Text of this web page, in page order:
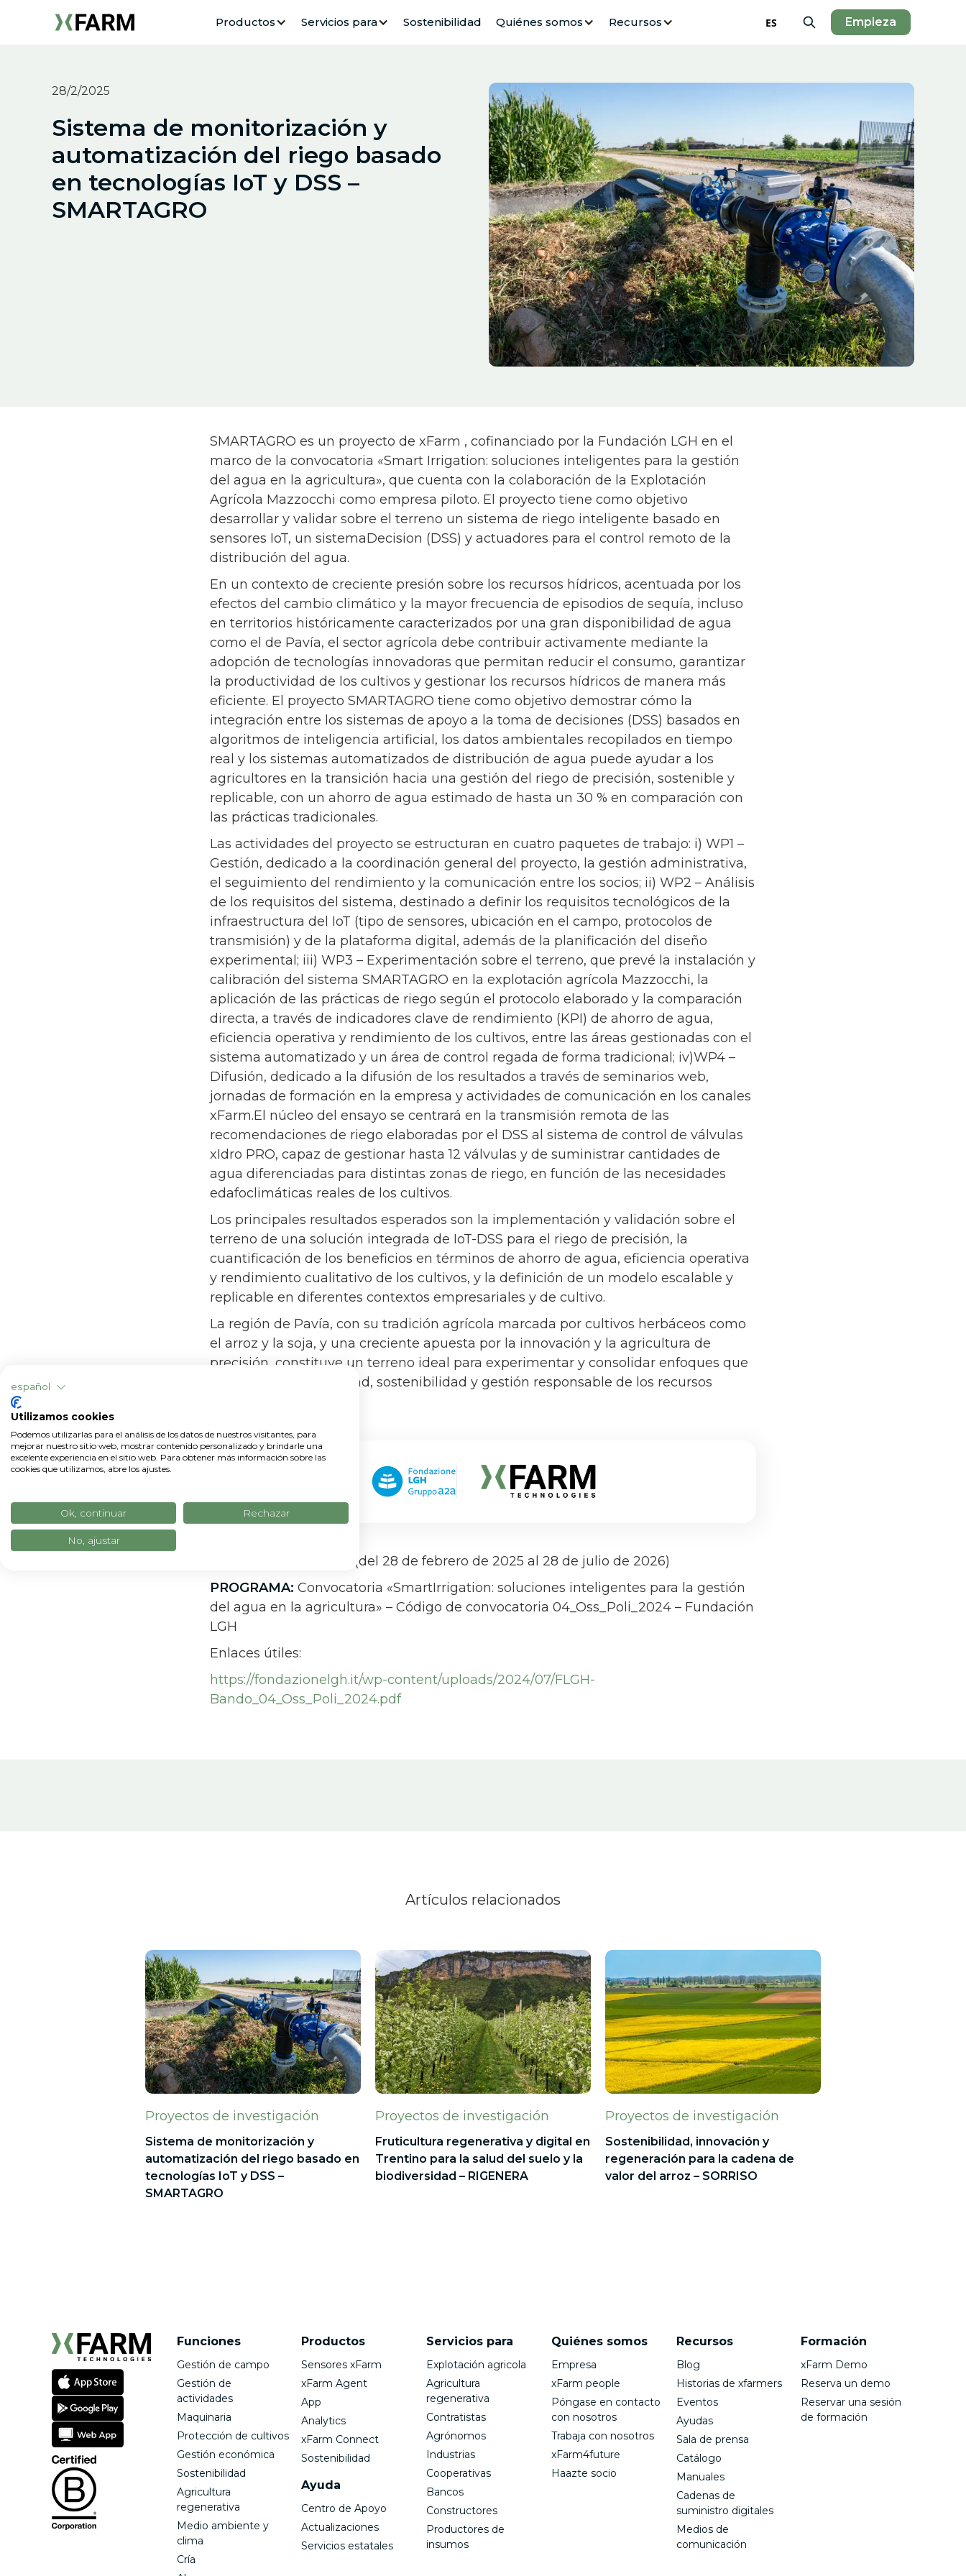
Productos Servicios para Sostenibilidad Quiénes somos Recursos ES Empieza
28/2/2025
Sistema de monitorización y
automatización del riego basado
en tecnologías IoT y DSS –
SMARTAGRO
SMARTAGRO es un proyecto de xFarm , cofinanciado por la Fundación LGH en el
marco de la convocatoria «Smart Irrigation: soluciones inteligentes para la gestión
del agua en la agricultura», que cuenta con la colaboración de la Explotación
Agrícola Mazzocchi como empresa piloto. El proyecto tiene como objetivo
desarrollar y validar sobre el terreno un sistema de riego inteligente basado en
sensores IoT, un sistemaDecision (DSS) y actuadores para el control remoto de la
distribución del agua.
En un contexto de creciente presión sobre los recursos hídricos, acentuada por los
efectos del cambio climático y la mayor frecuencia de episodios de sequía, incluso
en territorios históricamente caracterizados por una gran disponibilidad de agua
como el de Pavía, el sector agrícola debe contribuir activamente mediante la
adopción de tecnologías innovadoras que permitan reducir el consumo, garantizar
la productividad de los cultivos y gestionar los recursos hídricos de manera más
eficiente. El proyecto SMARTAGRO tiene como objetivo demostrar cómo la
integración entre los sistemas de apoyo a la toma de decisiones (DSS) basados en
algoritmos de inteligencia artificial, los datos ambientales recopilados en tiempo
real y los sistemas automatizados de distribución de agua puede ayudar a los
agricultores en la transición hacia una gestión del riego de precisión, sostenible y
replicable, con un ahorro de agua estimado de hasta un 30 % en comparación con
las prácticas tradicionales.
Las actividades del proyecto se estructuran en cuatro paquetes de trabajo: i) WP1 –
Gestión, dedicado a la coordinación general del proyecto, la gestión administrativa,
el seguimiento del rendimiento y la comunicación entre los socios; ii) WP2 – Análisis
de los requisitos del sistema, destinado a definir los requisitos tecnológicos de la
infraestructura del IoT (tipo de sensores, ubicación en el campo, protocolos de
transmisión) y de la plataforma digital, además de la planificación del diseño
experimental; iii) WP3 – Experimentación sobre el terreno, que prevé la instalación y
calibración del sistema SMARTAGRO en la explotación agrícola Mazzocchi, la
aplicación de las prácticas de riego según el protocolo elaborado y la comparación
directa, a través de indicadores clave de rendimiento (KPI) de ahorro de agua,
eficiencia operativa y rendimiento de los cultivos, entre las áreas gestionadas con el
sistema automatizado y un área de control regada de forma tradicional; iv)WP4 –
Difusión, dedicado a la difusión de los resultados a través de seminarios web,
jornadas de formación en la empresa y actividades de comunicación en los canales
xFarm.El núcleo del ensayo se centrará en la transmisión remota de las
recomendaciones de riego elaboradas por el DSS al sistema de control de válvulas
xIdro PRO, capaz de gestionar hasta 12 válvulas y de suministrar cantidades de
agua diferenciadas para distintas zonas de riego, en función de las necesidades
edafoclimáticas reales de los cultivos.
Los principales resultados esperados son la implementación y validación sobre el
terreno de una solución integrada de IoT-DSS para el riego de precisión, la
cuantificación de los beneficios en términos de ahorro de agua, eficiencia operativa
y rendimiento cualitativo de los cultivos, y la definición de un modelo escalable y
replicable en diferentes contextos empresariales y de cultivo.
La región de Pavía, con su tradición agrícola marcada por cultivos herbáceos como
el arroz y la soja, y una creciente apuesta por la innovación y la agricultura de
precisión, constituye un terreno ideal para experimentar y consolidar enfoques que
combinen productividad, sostenibilidad y gestión responsable de los recursos
18 meses (del 28 de febrero de 2025 al 28 de julio de 2026)
PROGRAMA: Convocatoria «SmartIrrigation: soluciones inteligentes para la gestión
del agua en la agricultura» – Código de convocatoria 04_Oss_Poli_2024 – Fundación
LGH
Enlaces útiles:
https://fondazionelgh.it/wp-content/uploads/2024/07/FLGH-
Bando_04_Oss_Poli_2024.pdf
Artículos relacionados
Proyectos de investigación
Sistema de monitorización y
automatización del riego basado en
tecnologías IoT y DSS –
SMARTAGRO
Proyectos de investigación
Fruticultura regenerativa y digital en
Trentino para la salud del suelo y la
biodiversidad – RIGENERA
Proyectos de investigación
Sostenibilidad, innovación y
regeneración para la cadena de
valor del arroz – SORRISO
Funciones
Gestión de campo
Gestión de
actividades
Maquinaria
Protección de cultivos
Gestión económica
Sostenibilidad
Agricultura
regenerativa
Medio ambiente y
clima
Cría
Productos
Sensores xFarm
xFarm Agent
App
Analytics
xFarm Connect
Sostenibilidad
Ayuda
Centro de Apoyo
Actualizaciones
Servicios estatales
Servicios para
Explotación agricola
Agricultura
regenerativa
Contratistas
Agrónomos
Industrias
Cooperativas
Bancos
Constructores
Productores de
insumos
Quiénes somos
Empresa
xFarm people
Póngase en contacto
con nosotros
Trabaja con nosotros
xFarm4future
Haazte socio
Recursos
Blog
Historias de xfarmers
Eventos
Ayudas
Sala de prensa
Catálogo
Manuales
Cadenas de
suministro digitales
Medios de
comunicación
Formación
xFarm Demo
Reserva un demo
Reservar una sesión
de formación
español
Utilizamos cookies
Podemos utilizarlas para el análisis de los datos de nuestros visitantes, para
mejorar nuestro sitio web, mostrar contenido personalizado y brindarle una
excelente experiencia en el sitio web. Para obtener más información sobre las
cookies que utilizamos, abre los ajustes.
Ok, continuar Rechazar
No, ajustar